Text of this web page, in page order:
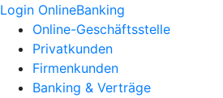
Login OnlineBanking
Online-Geschäftsstelle
Privatkunden
Firmenkunden
Banking & Verträge